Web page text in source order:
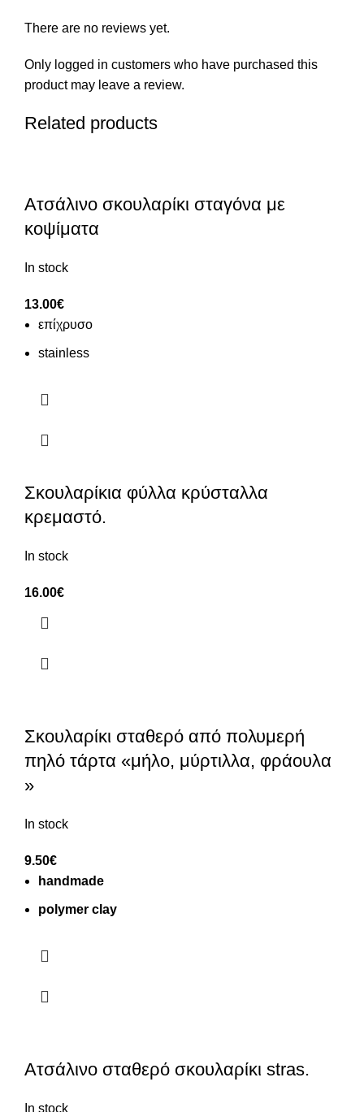
There are no reviews yet.
Only logged in customers who have purchased this
product may leave a review.
Related products
Ατσάλινο σκουλαρίκι σταγόνα με
κοψίματα
In stock
13.00€
επίχρυσο
stainless
Σκουλαρίκια φύλλα κρύσταλλα
κρεμαστό.
In stock
16.00€
Σκουλαρίκι σταθερό από πολυμερή
πηλό τάρτα «μήλο, μύρτιλλα, φράουλα
»
In stock
9.50€
handmade
polymer clay
Ατσάλινο σταθερό σκουλαρίκι stras.
In stock